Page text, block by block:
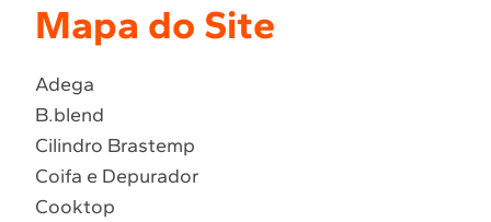
Atendimento Brastemp
2
Fogao
4 º Lava Louça
5 º Cooktop
6º Microondas Brastemp
7º Forno
8º Embutir
Mapa do Site
Adega
B.blend
Cilindro Brastemp
Coifa e Depurador
Cooktop